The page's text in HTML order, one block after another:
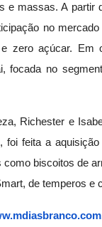
e massas. A partir
no
zero açúcar. Em
focada no
Richester e
foi feita a
biscoitos de
de temperos e